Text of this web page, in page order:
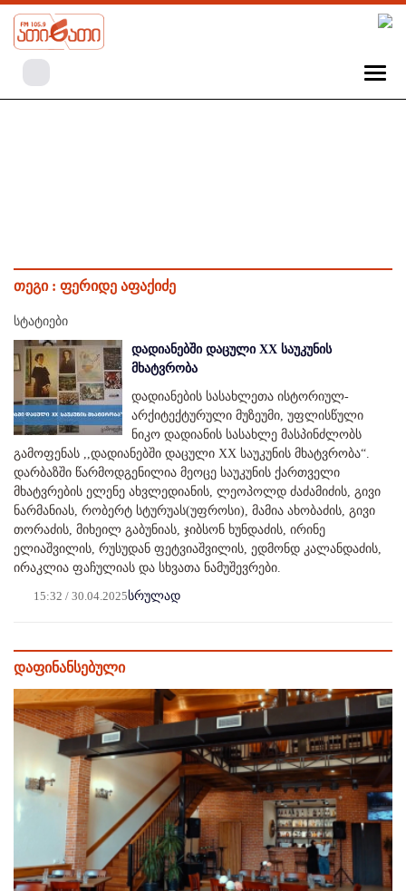
თეგი : ფერიდე აფაქიძე
სტატიები
დადიანებში დაცული XX საუკუნის
მხატვრობა
დადიანების სასახლეთა ისტორიულ-
არქიტექტურული მუზეუმი, უფლისწული
ნიკო დადიანის სასახლე მასპინძლობს
გამოფენას ,,დადიანებში დაცული XX საუკუნის მხატვრობა“.
დარბაზში წარმოდგენილია მეოცე საუკუნის ქართველი
მხატვრების ელენე ახვლედიანის, ლეოპოლდ ძაძამიძის, გივი
ნარმანიას, რობერტ სტურუას(უფროსი), მამია ახობაძის, გივი
თორაძის, მიხეილ გაბუნიას, ჯიბსონ ხუნდაძის, ირინე
ელიაშვილის, რუსუდან ფეტვიაშვილის, ედმონდ კალანდაძის,
ირაკლია ფაჩულიას და სხვათა ნამუშევრები.
15:32 / 30.04.2025სრულად
დაფინანსებული